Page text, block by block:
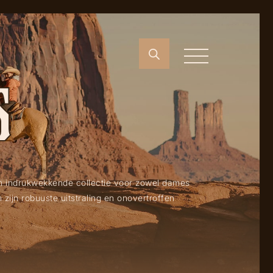
collectie voor zowel dames
robuuste uitstraling en onovertroffen